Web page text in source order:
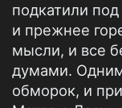
подкатили
и прежнее
мысли, и все
думами.
обморок, и